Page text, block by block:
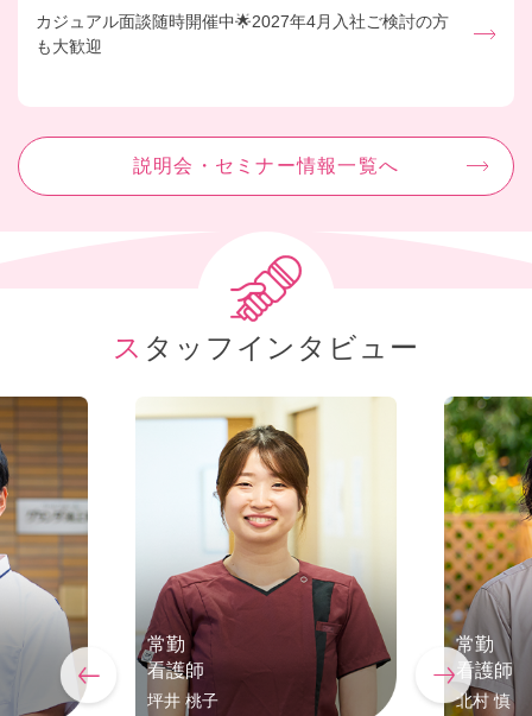
カジュアル面談随時開催中🌟2027年4月入社ご検討の方
も大歓迎
説明会・セミナー情報一覧へ
スタッフインタビュー
常勤
看護師
坪井 桃子
常勤
看護師
北村 慎